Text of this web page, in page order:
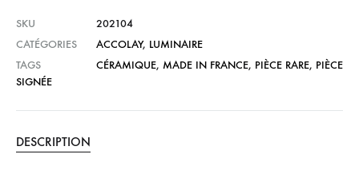
SKU
202104
CATÉGORIES
ACCOLAY, LUMINAIRE
TAGS
CÉRAMIQUE, MADE IN FRANCE, PIÈCE RARE, PIÈCE
SIGNÉE
DESCRIPTION